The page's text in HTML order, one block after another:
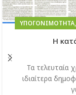
ΥΠΟΓΟΝΙΜΌΤΗΤΑ,
H
Τα τελευταία
ιδιαίτερα